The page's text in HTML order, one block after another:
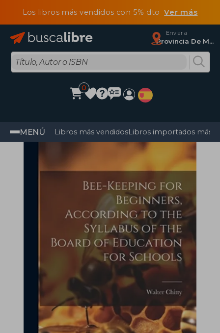
Los libros más vendidos con 5% dtoVer más
Enviar a
Provincia De Madrid
0
MENÚ Libros más vendidosLibros importados más